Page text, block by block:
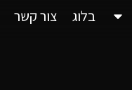
בלוג צור קשר